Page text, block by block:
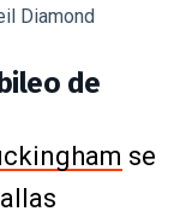
Diamond
de
se